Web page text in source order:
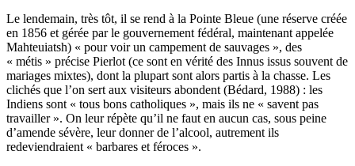
Le lendemain, très tôt, il se rend à la Pointe Bleue (une réserve créée
en 1856 et gérée par le gouvernement fédéral, maintenant appelée
Mahteuiatsh) « pour voir un campement de sauvages », des
« métis » précise Pierlot (ce sont en vérité des Innus issus souvent de
mariages mixtes), dont la plupart sont alors partis à la chasse. Les
clichés que l’on sert aux visiteurs abondent (Bédard, 1988) : les
Indiens sont « tous bons catholiques », mais ils ne « savent pas
travailler ». On leur répète qu’il ne faut en aucun cas, sous peine
d’amende sévère, leur donner de l’alcool, autrement ils
redeviendraient « barbares et féroces ».